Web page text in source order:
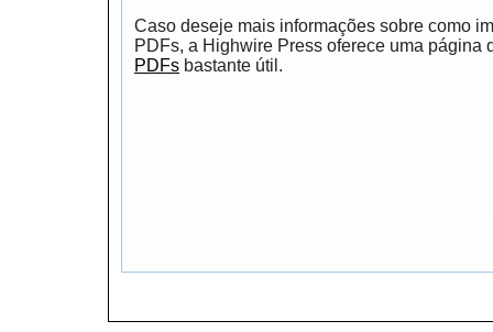
Caso deseje mais informações sobre como
PDFs, a Highwire Press oferece uma página
PDFs bastante útil.